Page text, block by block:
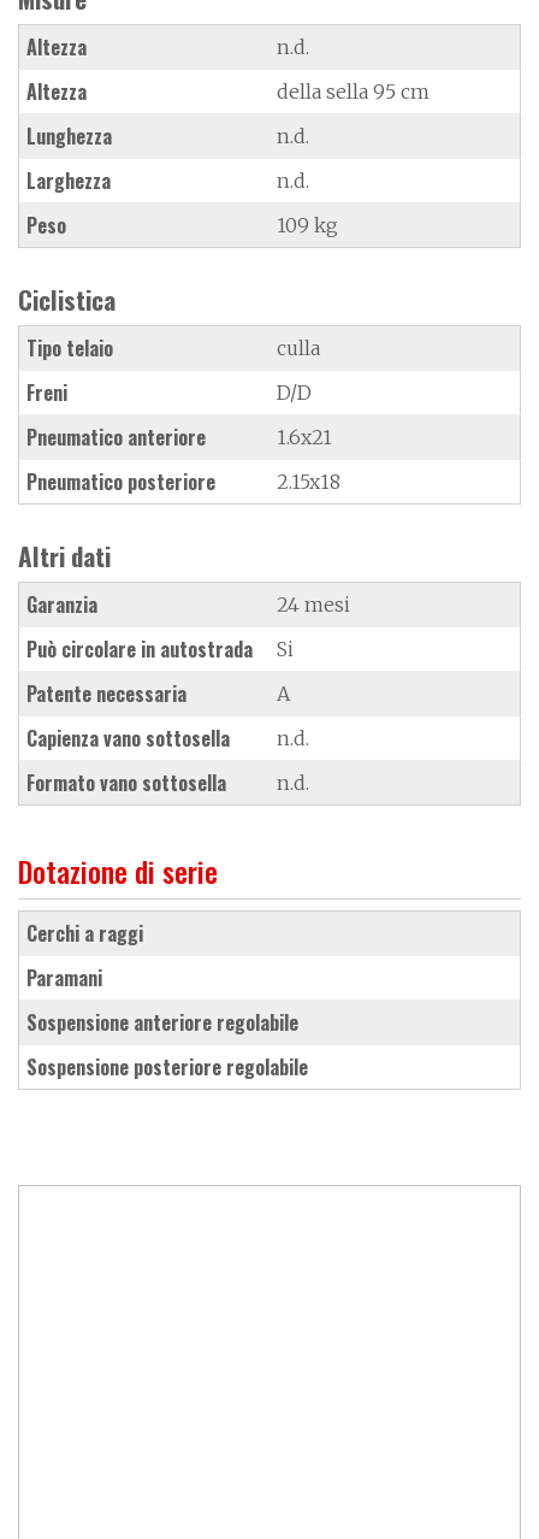
Altezza n.d.
Altezza della sella 95 cm
Lunghezza n.d.
Larghezza n.d.
Peso 109 kg
Ciclistica
Tipo telaio culla
Freni D/D
Pneumatico anteriore 1.6x21
Pneumatico posteriore 2.15x18
Altri dati
Garanzia 24 mesi
Può circolare in autostrada Si
Patente necessaria A
Capienza vano sottosella n.d.
Formato vano sottosella n.d.
Dotazione di serie
cerchi a raggi
paramani
sospensione anteriore regolabile
sospensione posteriore regolabile